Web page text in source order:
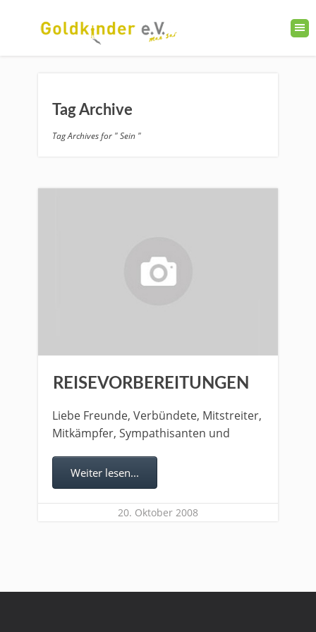
Tag Archive
Tag Archives for " Sein "
REISEVORBEREITUNGEN
Liebe Freunde, Verbündete, Mitstreiter,
Mitkämpfer, Sympathisanten und
Weiter lesen...
20. Oktober 2008